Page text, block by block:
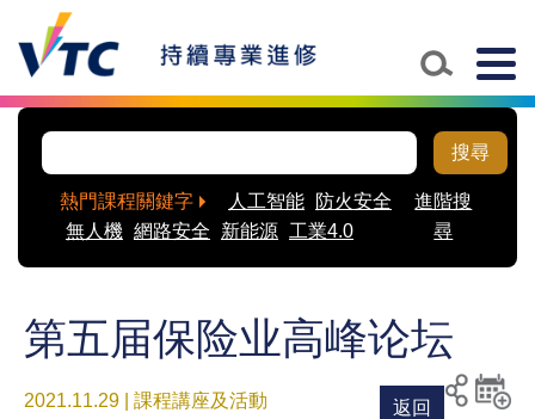
搜尋
熱門課程關鍵字 人工智能
防火安全
無人機 網路安全 新能源 工業4.0
進階搜
尋
第五届保险业高峰论坛
2021.11.29 | 課程講座及活動 返回